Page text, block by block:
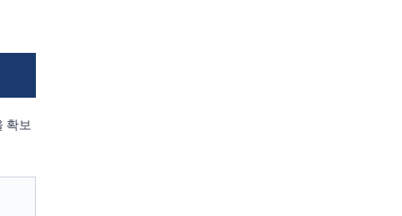
확보